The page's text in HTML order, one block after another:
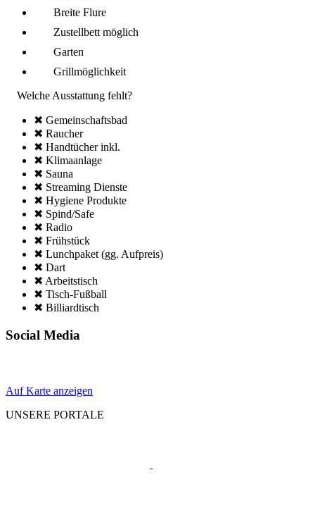
Breite Flure
Zustellbett möglich
Garten
Grillmöglich­keit
Welche Ausstattung fehlt?
✖ Gemeinschafts­bad
✖ Raucher
✖ Handtücher inkl.
✖ Klima­anlage
✖ Sauna
✖ Streaming Dienste
✖ Hygiene Produkte
✖ Spind/Safe
✖ Radio
✖ Frühstück
✖ Lunchpaket (gg. Aufpreis)
✖ Dart
✖ Arbeitstisch
✖ Tisch-Fußball
✖ Billiardtisch
Social Media
Auf Karte anzeigen
UNSERE PORTALE